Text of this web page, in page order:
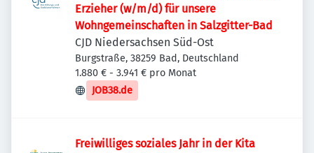
Erzieher (w/m/d) für unsere
Wohngemeinschaften in Salzgitter-Bad
CJD Niedersachsen Süd-Ost
Burgstraße, 38259 Bad, Deutschland
1.880 € - 3.941 € pro Monat
JOB38.de
Freiwilliges soziales Jahr in der Kita